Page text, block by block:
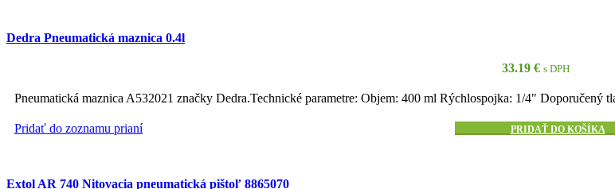
Dedra Pneumatická maznica 0.4l
33.19 € s DPH
Pneumatická maznica A532021 značky Dedra.Technické parametre: Objem: 400 ml Rýchlospojka: 1/4" Doporučený
Pridať do zoznamu prianí PRIDAŤ DO KOŠÍKA
Extol AR 740 Nitovacia pneumatická pištoľ 8865070